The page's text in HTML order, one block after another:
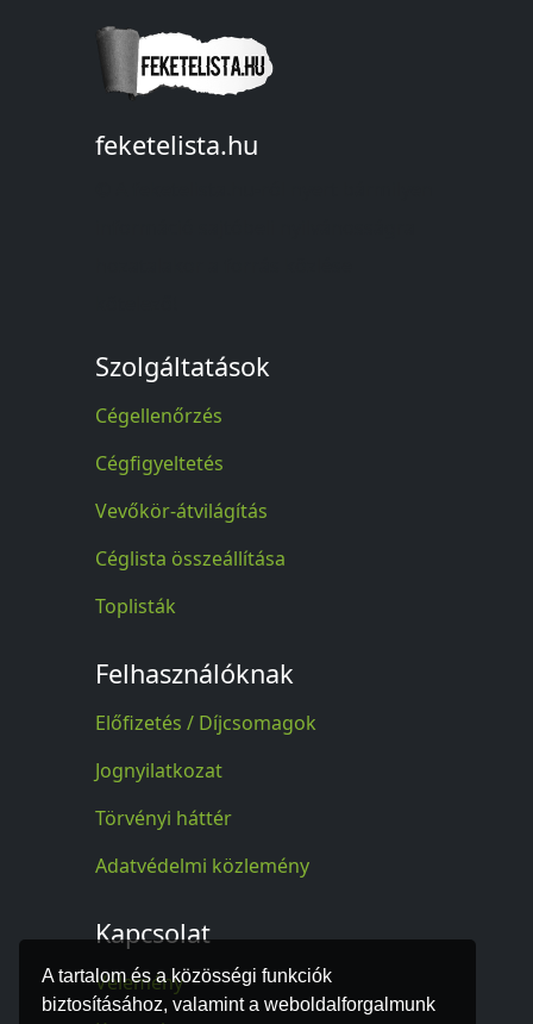
A tartalom és a közösségi funkciók
biztosításához, valamint a weboldalforgalmunk
feketelista.hu
Szolgáltatások
Cégellenőrzés
Cégfigyeltetés
Vevőkör-átvilágítás
Céglista összeállítása
Toplisták
Felhasználóknak
Előfizetés / Díjcsomagok
Jognyilatkozat
Törvényi háttér
Adatvédelmi közlemény
Kapcsolat
Vélemény